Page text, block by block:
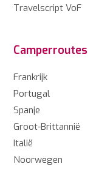
Travelscript VoF
Camperroutes
Frankrijk
Portugal
Spanje
Groot-Brittannië
Italië
Noorwegen